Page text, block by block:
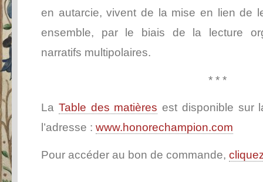
en autarcie, vivent de la mise en lien de
ensemble, par le biais de la lecture
narratifs multipolaires.
* * *
La Table des matières est disponible sur
l’adresse : www.honorechampion.com
Pour accéder au bon de commande,